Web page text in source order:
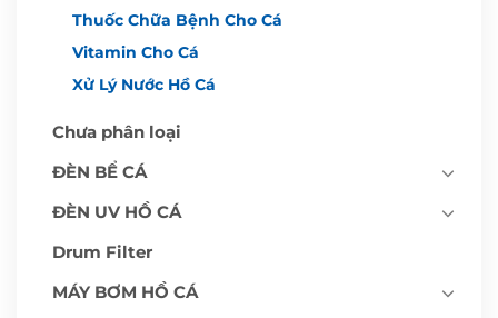
Thuốc Chữa Bệnh Cho Cá
Vitamin Cho Cá
Xử Lý Nước Hồ Cá
Chưa phân loại
ĐÈN BỂ CÁ
ĐÈN UV HỒ CÁ
Drum Filter
MÁY BƠM HỒ CÁ